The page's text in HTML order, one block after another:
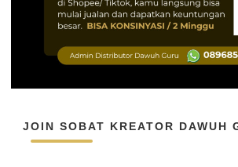
JOIN SOBAT KREATOR DAWUH